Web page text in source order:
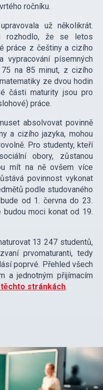
ročníku.
už několikrát.
rozhodlo, že se letos
práce z češtiny a cizího
písemných
na 85 minut, z cizího
ze dvou hodin
části maturity jsou pro
práce.
absolvovat povinně
a cizího jazyka, mohou
Pro studenty, kteří
obory, zůstanou
mít na ně ovšem více
povinnost vykonat
podle studovaného
od 1. června do 23.
moci konat od 19.
13 247 studentů,
prvomaturanti, tedy
poprvé. Přehled všech
a jednotným přijímacím
těchto stránkách.